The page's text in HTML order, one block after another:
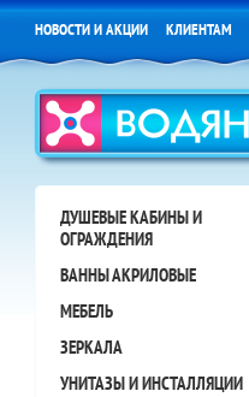
НОВОСТИ И АКЦИИ КЛИЕНТАМ
ДУШЕВЫЕ КАБИНЫ И
ОГРАЖДЕНИЯ
ВАННЫ АКРИЛОВЫЕ
МЕБЕЛЬ
ЗЕРКАЛА
УНИТАЗЫ И ИНСТАЛЛЯЦИИ